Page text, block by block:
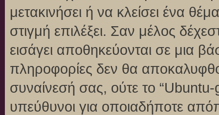
μετακινήσει ή να κλείσει ένα
στιγμή επιλέξει. Σαν μέλος
εισάγει αποθηκεύονται σε μια
πληροφορίες δεν θα
συναίνεσή σας, ούτε το
υπεύθυνοι για οποιαδήποτε